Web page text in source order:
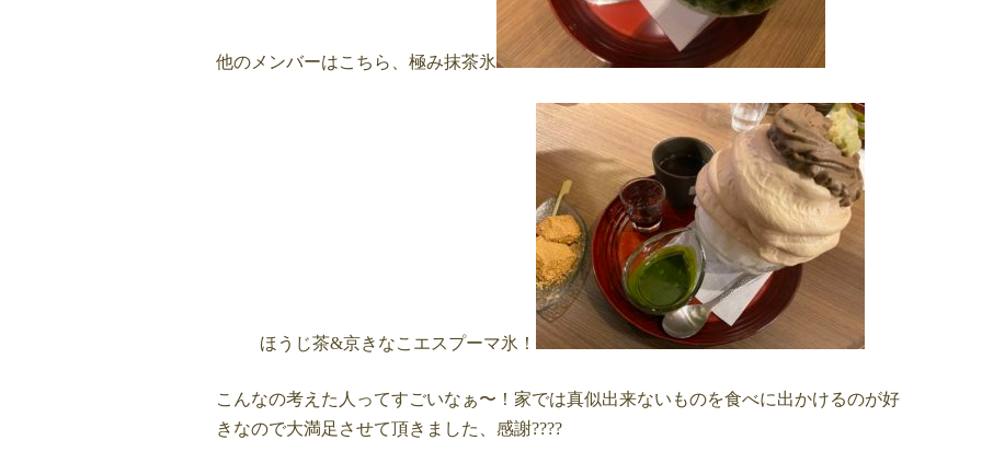
他のメンバーはこちら、極み抹茶氷
ほうじ茶&京きなこエスプーマ氷！
こんなの考えた人ってすごいなぁ〜！家では真似出来ないものを食べに出かけるのが好
きなので大満足させて頂きました、感謝????